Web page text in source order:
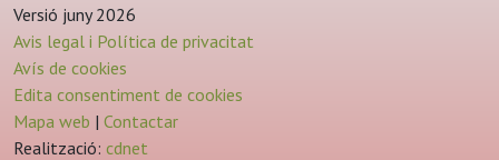
Versió juny 2026
Avis legal i Política de privacitat
Avís de cookies
Edita consentiment de cookies
Mapa web | Contactar
Realització: cdnet